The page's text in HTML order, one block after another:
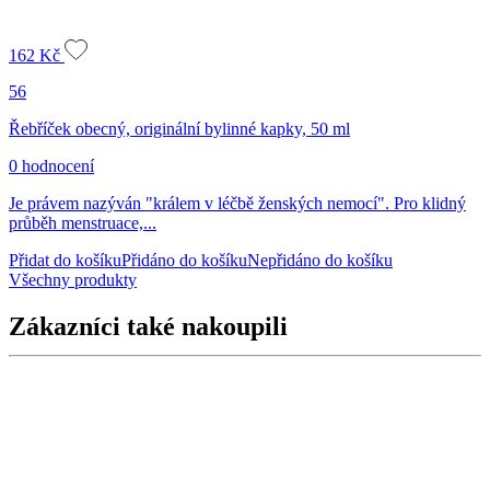
162 Kč
56
Řebříček obecný, originální bylinné kapky, 50 ml
0 hodnocení
Je právem nazýván "králem v léčbě ženských nemocí". Pro klidný
průběh menstruace,...
Přidat do košíkuPřidáno do košíkuNepřidáno do košíku
Všechny produkty
Zákazníci také nakoupili